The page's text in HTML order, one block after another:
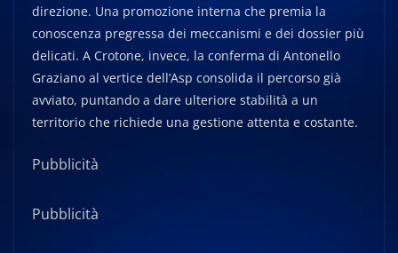
direzione. Una promozione interna che premia la
conoscenza pregressa dei meccanismi e dei dossier più
delicati. A Crotone, invece, la conferma di Antonello
Graziano al vertice dell’Asp consolida il percorso già
avviato, puntando a dare ulteriore stabilità a un
territorio che richiede una gestione attenta e costante.
Pubblicità
Pubblicità